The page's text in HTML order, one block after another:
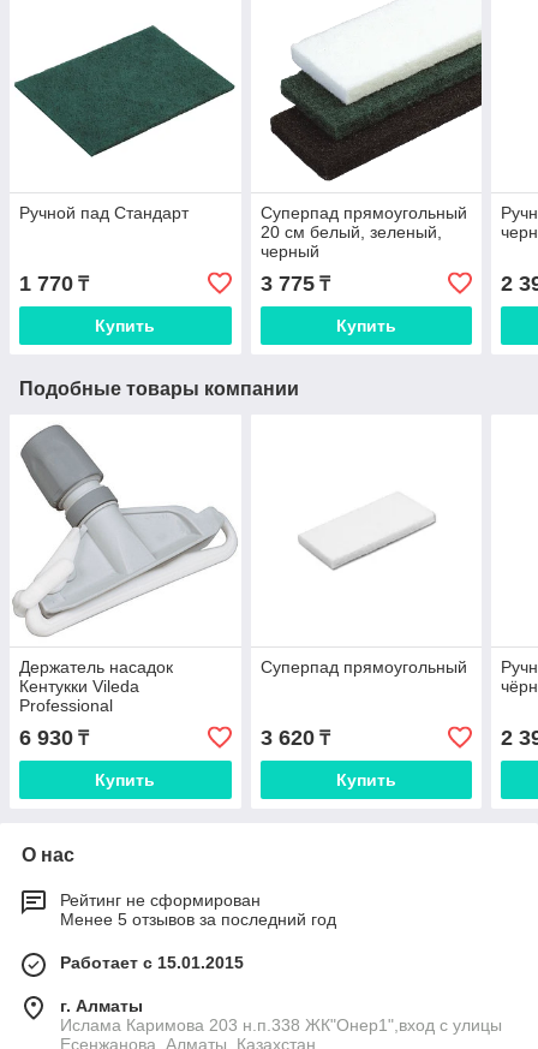
Ручной пад Стандарт
1 770 ₸
Купить
Суперпад прямоугольный
20 см белый, зеленый,
черный
3 775₸
Купить
2
Подобные товары компании
Держатель насадок
Кентукки Vileda
Professional
6 930 ₸
Купить
Суперпад прямоугольный
3 620₸
Купить
2
О нас
Рейтинг не сформирован
Менее 5 отзывов за последний год
Работает с 15.01.2015
г. Алматы
Ислама Каримова 203 н.п.338 ЖК"Онер1",вход с улицы
Есенжанова, Алматы, Казахстан